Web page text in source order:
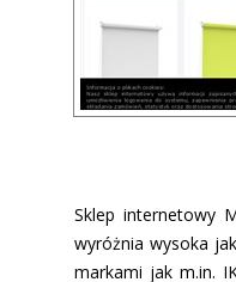
Sklep internetowy
wyróżnia wysoka
markami jak m.in.